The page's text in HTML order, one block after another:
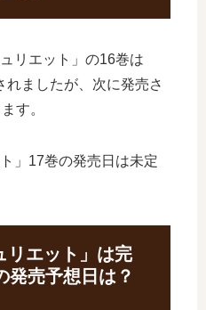
リエット」の16巻は
ましたが、次に発売さ
す。
」17巻の発売日は未定
リエット」は完
発売予想日は？